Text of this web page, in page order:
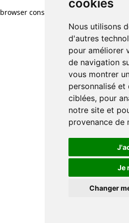
cookies
Nous utilisons
d'autres
pour améliorer
de navigation
vous montrer
personnalisé
ciblées, pour
notre site et
provenance de
Je
Changer
browser console for more information)